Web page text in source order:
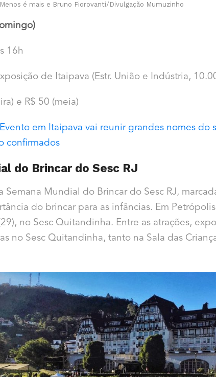
é mais e Bruno Fiorovanti/Divulgação Mumuzinho
16h
de Itaipava (Estr. União e Indústria,
e R$ 50 (meia)
Evento em Itaipava vai reunir grandes nomes do
confirmados
do Brincar do Sesc RJ
Semana Mundial do Brincar do Sesc RJ,
do brincar para as infâncias. Em
no Sesc Quitandinha. Entre as atrações,
no Sesc Quitandinha, tanto na Sala das